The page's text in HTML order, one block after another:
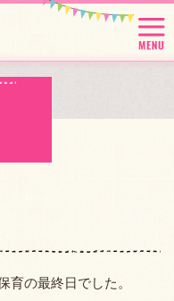
の最終日でした。